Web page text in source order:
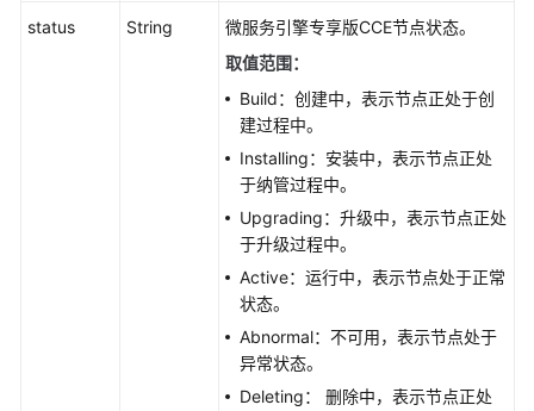
引
UpdateMicroserviceEngineDetails
status String
微服务引擎专享版CCE节点状态。
取值范围：
Build：创建中，表示节点正处于创
建过程中。
Installing：安装中，表示节点正处
于纳管过程中。
Upgrading：升级中，表示节点正处
于升级过程中。
Active：运行中，表示节点处于正常
状态。
Abnormal：不可用，表示节点处于
异常状态。
Deleting： 删除中，表示节点正处